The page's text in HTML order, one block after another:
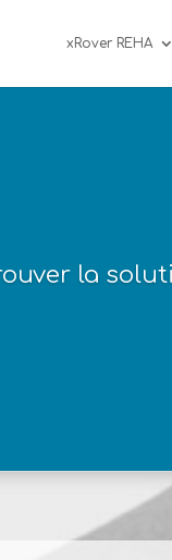
xRover REHA
la